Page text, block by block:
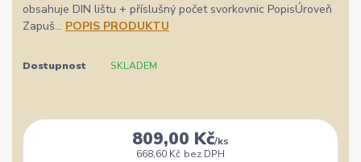
obsahuje DIN lištu + příslušný počet svorkovnic PopisÚroveň
Zapuš... POPIS PRODUKTU
Dostupnost SKLADEM
809,00 Kč/ks
668,60 Kč bez DPH